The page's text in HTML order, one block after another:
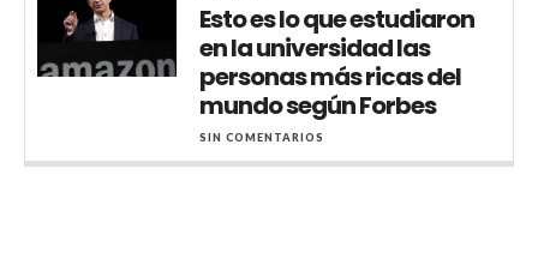
Esto es lo que estudiaron
en la universidad las
personas más ricas del
mundo según Forbes
SIN COMENTARIOS